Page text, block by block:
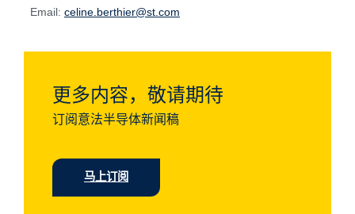
Email: celine.berthier@st.com
更多内容，敬请期待
订阅意法半导体新闻稿
马上订阅